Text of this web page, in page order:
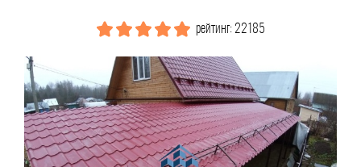
рейтинг: 22185